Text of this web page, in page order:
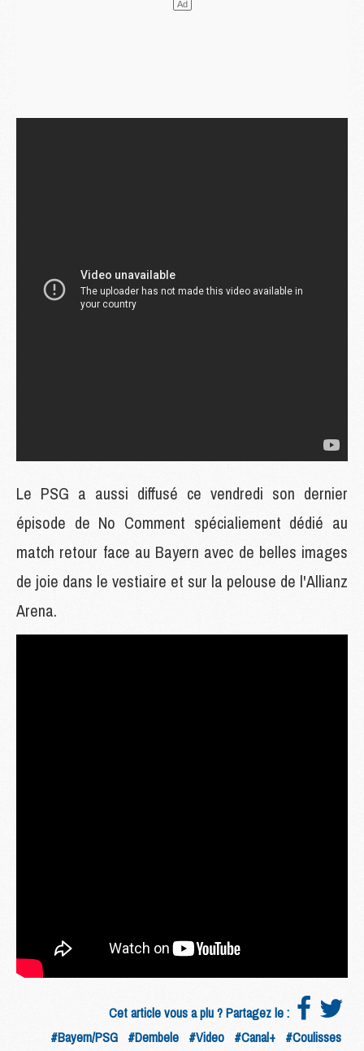
Le PSG a aussi diffusé ce vendredi son dernier
épisode de No Comment spécialiement dédié au
match retour face au Bayern avec de belles images
de joie dans le vestiaire et sur la pelouse de l'Allianz
Arena.
Cet article vous a plu ? Partagez le :
#Bayern/PSG #Dembele #Video #Canal+ #Coulisses